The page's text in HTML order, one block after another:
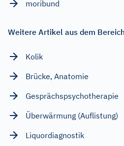
moribund
Weitere Artikel aus dem
Kolik
Brücke, Anatomie
Gesprächspsychotherapie
Überwärmung (Auflistung)
Liquordiagnostik